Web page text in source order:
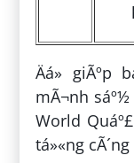
Äá» giÃºp
mÃ¬nh sáº½
World
tá»«ng cÃ´ng